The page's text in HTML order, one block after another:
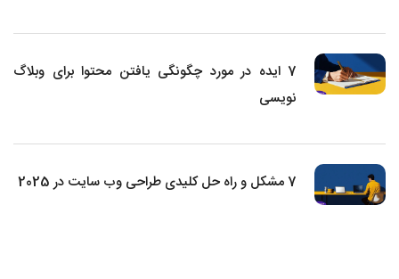
7 ایده در مورد چگونگی یافتن محتوا برای وبلاگ
نویسی
7 مشکل و راه حل کلیدی طراحی وب سایت در 2025